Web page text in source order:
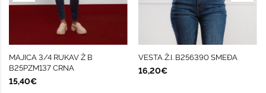
MAJICA 3/4 RUKAV Ž B
B25PZM137 CRNA
15,40€
VESTA Ž.I. B256390 SMEĐA
16,20€